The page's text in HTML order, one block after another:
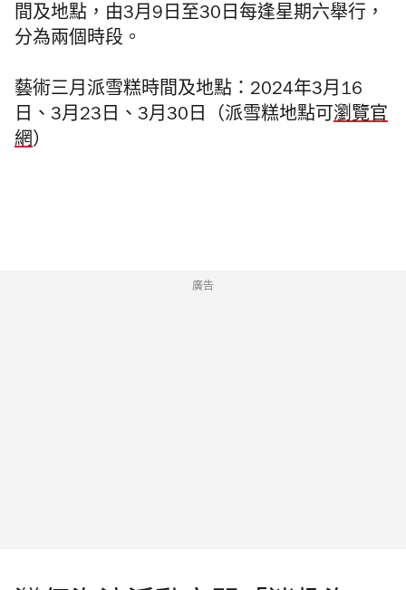
間及地點，由3月9日至30日每逢星期六舉行，
分為兩個時段。
藝術三月派雪糕時間及地點： 2024年3月16
日、3月23日、3月30日（派雪糕地點可瀏覽官
網）
廣告